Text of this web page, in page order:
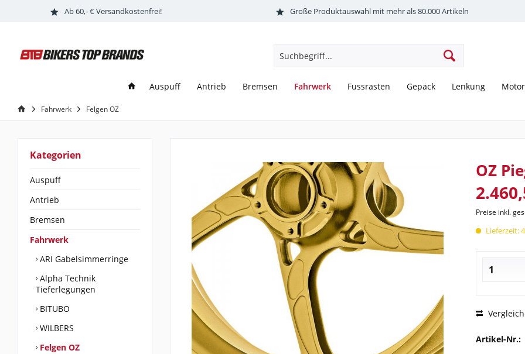
Ab 60,- € Versandkostenfrei! Große Produktauswahl mit mehr als 80.000 Artikeln
Auspuff Antrieb Bremsen Fahrwerk Fussrasten Gepäck Lenkung Motor
Fahrwerk Felgen OZ
Kategorien
Auspuff
Antrieb
Bremsen
Fahrwerk
ARI Gabelsimmerringe
Alpha Technik
Tieferlegungen
BITUBO
WILBERS
Felgen OZ
OZ
Preise inkl.
Lieferzeit:
Artikel-Nr.: